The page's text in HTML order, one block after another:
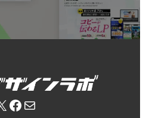
Facebook
メール